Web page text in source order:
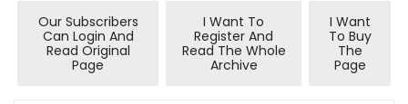
Dergi Eki
Ekonomi Eki
1994
16Our Subscribers
Can Login And
Read Original
Page
I Want To
Register And
Read The Whole
Archive
I Want
To Buy
The
Page